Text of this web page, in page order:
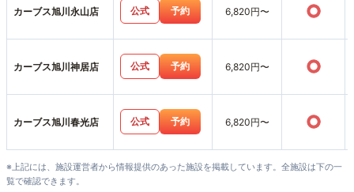
カーブス旭川永山店 公式 予約 6,820円〜 ○
カーブス旭川神居店 公式 予約 6,820円〜 ○
カーブス旭川春光店 公式 予約 6,820円〜 ○
※上記には、施設運営者から情報提供のあった施設を掲載しています。全施設は下の一
覧で確認できます。